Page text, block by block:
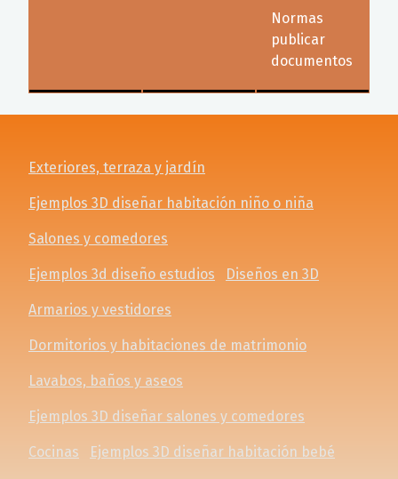
Normas
publicar
documentos
Exteriores, terraza y jardín
Ejemplos 3D diseñar habitación niño o niña
Salones y comedores
Ejemplos 3d diseño estudios Diseños en 3D
Armarios y vestidores
Dormitorios y habitaciones de matrimonio
Lavabos, baños y aseos
Ejemplos 3D diseñar salones y comedores
Cocinas Ejemplos 3D diseñar habitación bebé